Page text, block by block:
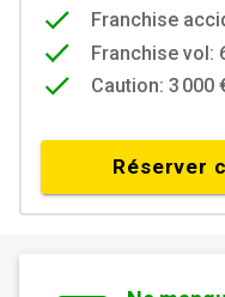
Franchise
Franchise vol:
Caution: 3 000
Réserver